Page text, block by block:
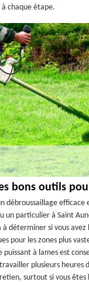
chaque étape.
bons outils
débroussaillage
un particulier à Saint
à déterminer si vous
pour les zones plus
puissant à lames est
plusieurs
surtout si vous êtes